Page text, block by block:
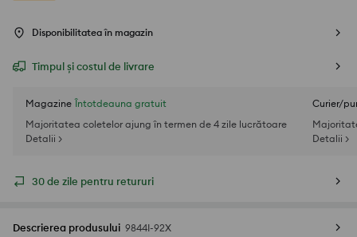
Disponibilitatea în magazin
Timpul și costul de livrare
Magazine Întotdeauna gratuit
Majoritatea coletelor ajung în termen de 4 zile lucrătoare
Detalii >
Curier/
Detalii >
30 de zile pentru retururi
Descrierea produsului 9844I-92X